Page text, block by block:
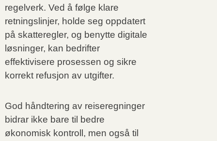
regelverk. Ved å følge klare
retningslinjer, holde seg oppdatert
på skatteregler, og benytte digitale
løsninger, kan bedrifter
effektivisere prosessen og sikre
korrekt refusjon av utgifter.
God håndtering av reiseregninger
bidrar ikke bare til bedre
økonomisk kontroll, men også til